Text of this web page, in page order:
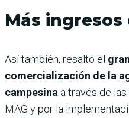
Más
Así también, resaltó el
comercialización de la
campesina a través de
MAG y por la